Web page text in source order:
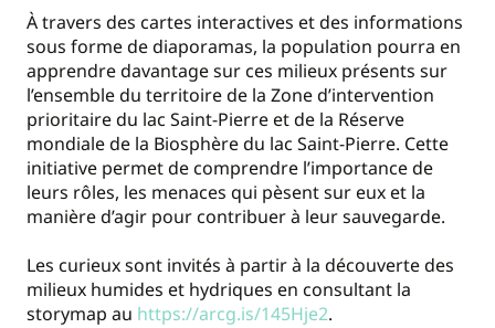
À travers des cartes interactives et des informations
sous forme de diaporamas, la population pourra en
apprendre davantage sur ces milieux présents sur
l’ensemble du territoire de la Zone d’intervention
prioritaire du lac Saint-Pierre et de la Réserve
mondiale de la Biosphère du lac Saint-Pierre. Cette
initiative permet de comprendre l’importance de
leurs rôles, les menaces qui pèsent sur eux et la
manière d’agir pour contribuer à leur sauvegarde.
Les curieux sont invités à partir à la découverte des
milieux humides et hydriques en consultant la
storymap au https://arcg.is/145Hje2.